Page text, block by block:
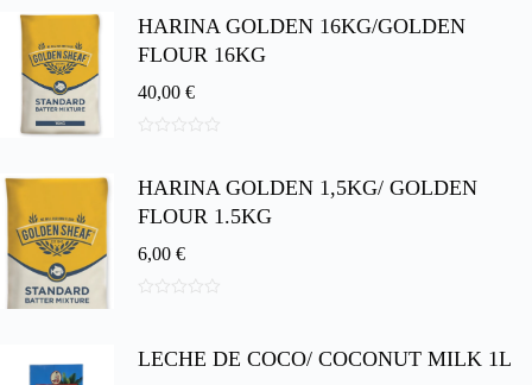
e
HARINA GOLDEN 16KG/GOLDEN
FLOUR 16KG
40,00 €
e
HARINA GOLDEN 1,5KG/ GOLDEN
FLOUR 1.5KG
6,00 €
5
LECHE DE COCO/ COCONUT MILK 1L